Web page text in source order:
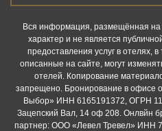
Вся информация, размещённая
характер и не является
предоставления услуг в отелях,
описанные на сайте, могут
отелей. Копирование
запрещено. Бронирование в офисе
Выбор» ИНН 6165191372, ОГРН
Зацепский Вал, 14 оф 208. Онлвйн
партнер: ООО «Левел Тревел» ИНН